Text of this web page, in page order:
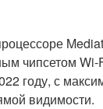
чипсетом
году, с
видимости.